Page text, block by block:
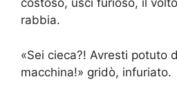
costoso, uscì furioso, il
rabbia.
«Sei cieca?! Avresti potuto
macchina!» gridò, infuriato.